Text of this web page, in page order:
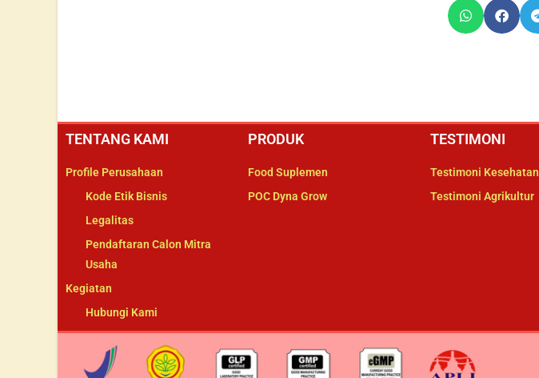
TENTANG KAMI
Profile Perusahaan
Kode Etik Bisnis
Legalitas
Pendaftaran Calon Mitra
Usaha
Kegiatan
Hubungi Kami
PRODUK
Food Suplemen
POC Dyna Grow
TESTIMONI
Testimoni Kesehatan
Testimoni Agrikultur